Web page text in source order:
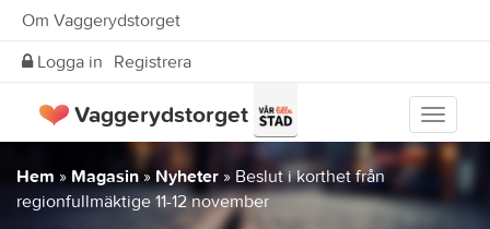
Om Vaggerydstorget
Logga in Registrera
Visa
meny
Vaggerydstorget
Hem » Magasin» Nyheter » Beslut i korthet från
regionfullmäktige 11-12 november